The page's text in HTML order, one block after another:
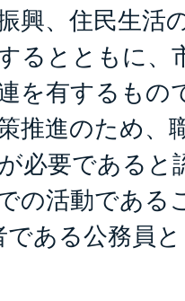
興、住民生活
るとともに、
を有するもの
推進のため、
必要であると
の活動である
である公務員